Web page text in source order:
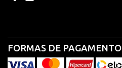
FORMAS DE PAGAMENTO